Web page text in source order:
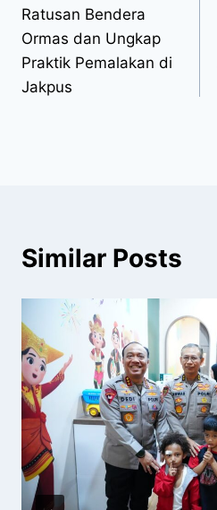
Ratusan Bendera
Ormas dan Ungkap
Praktik Pemalakan di
Jakpus
Similar Posts